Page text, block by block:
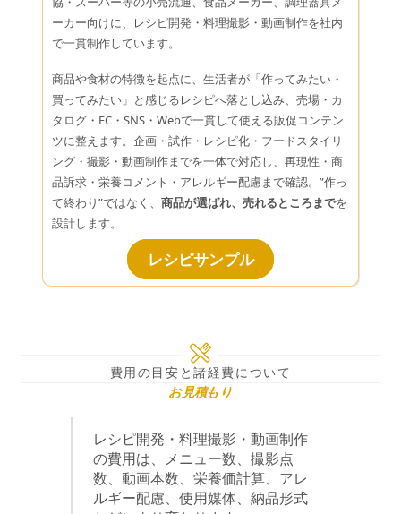
ーカー向けに、レシピ開発・料理撮影・動画制作を社内
で一貫制作しています。
商品や食材の特徴を起点に、生活者が「作ってみたい・
買ってみたい」と感じるレシピへ落とし込み、売場・カ
タログ・EC・SNS・Webで一貫して使える販促コンテン
ツに整えます。企画・試作・レシピ化・フードスタイリ
ング・撮影・動画制作までを一体で対応し、再現性・商
品訴求・栄養コメント・アレルギー配慮まで確認。”作っ
て終わり”ではなく、商品が選ばれ、売れるところまでを
設計します。
レシピサンプル
費用の目安と諸経費について
お見積もり
レシピ開発・料理撮影・動画制作
の費用は、メニュー数、撮影点
数、動画本数、栄養価計算、アレ
ルギー配慮、使用媒体、納品形式